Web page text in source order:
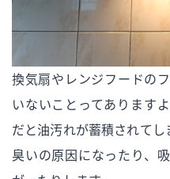
換気扇やレンジフードの
いないことってあります
だと油汚れが蓄積されてし
臭いの原因になったり、